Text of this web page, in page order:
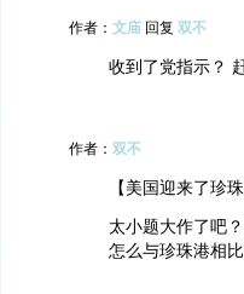
作者： 文庙 回复 双不
收到了党指示？
作者： 双不
【美国迎来了珍
太小题大作了吧
怎么与珍珠港相比